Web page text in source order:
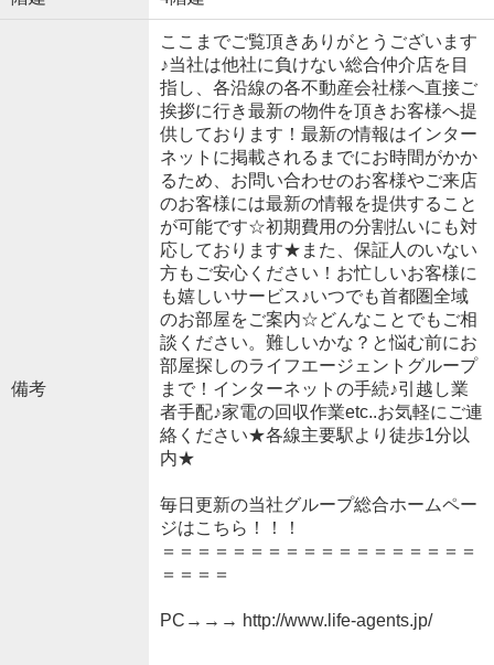
備考
ここまでご覧頂きありがとうございます
♪当社は他社に負けない総合仲介店を目
指し、各沿線の各不動産会社様へ直接ご
挨拶に行き最新の物件を頂きお客様へ提
供しております！最新の情報はインター
ネットに掲載されるまでにお時間がかか
るため、お問い合わせのお客様やご来店
のお客様には最新の情報を提供すること
が可能です☆初期費用の分割払いにも対
応しております★また、保証人のいない
方もご安心ください！お忙しいお客様に
も嬉しいサービス♪いつでも首都圏全域
のお部屋をご案内☆どんなことでもご相
談ください。難しいかな？と悩む前にお
部屋探しのライフエージェントグループ
まで！インターネットの手続♪引越し業
者手配♪家電の回収作業etc..お気軽にご連
絡ください★各線主要駅より徒歩1分以
内★
毎日更新の当社グループ総合ホームペー
ジはこちら！！！
＝＝＝＝＝＝＝＝＝＝＝＝＝＝＝＝＝＝
＝＝＝＝
PC→→→ http://www.life-agents.jp/